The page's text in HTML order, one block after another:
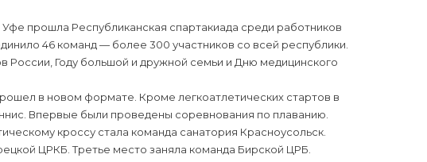
прошла Республиканская спартакиада среди работников
46 команд — более 300 участников со всей республики.
России, Году большой и дружной семьи и Дню медицинского
в новом формате. Кроме легкоатлетических стартов в
Впервые были проведены соревнования по плаванию.
кроссу стала команда санатория Красноусольск.
ЦРКБ. Третье место заняла команда Бирской ЦРБ.